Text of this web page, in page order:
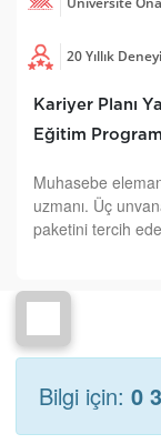
20 Yıllık
Kariyer Planı
Eğitim
Muhasebe
uzmanı. Üç
paketini tercih
Bilgi için: 0